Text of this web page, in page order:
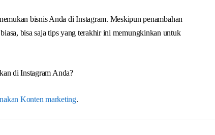
bisnis Anda di Instagram. Meskipun penambahan
bisa saja tips yang terakhir ini memungkinkan untuk
di Instagram Anda?
Konten marketing.